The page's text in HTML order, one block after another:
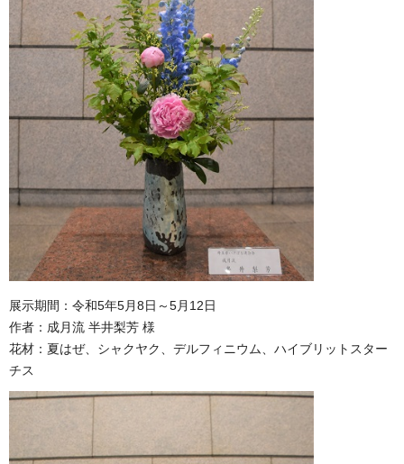
展示期間：令和5年5月8日～5月12日
作者：成月流 半井梨芳 様
花材：夏はぜ、シャクヤク、デルフィニウム、ハイブリットスター
チス